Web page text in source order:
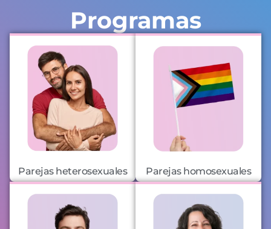
Programas
Parejas heterosexuales Parejas homosexuales